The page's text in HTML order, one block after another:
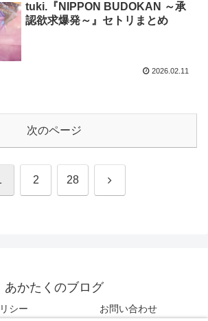
tuki.『NIPPON BUDOKAN ～承
認欲求爆発～』セトリまとめ
2026.02.11
次のページ
2 28 次
あかたくのブログ
シー お問い合わせ